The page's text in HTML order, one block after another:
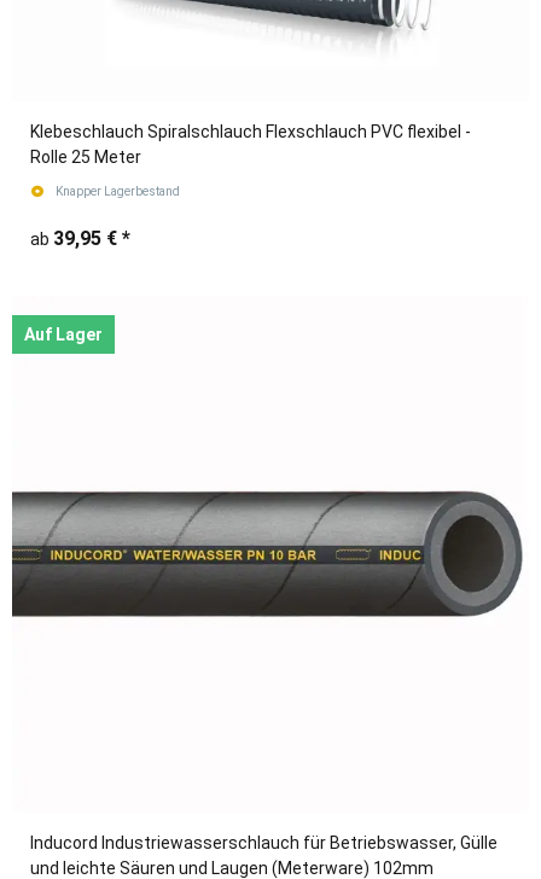
Klebeschlauch Spiralschlauch Flexschlauch PVC flexibel -
Rolle 25 Meter
Knapper Lagerbestand
ab 39,95 € *
Auf Lager
Inducord Industriewasserschlauch für Betriebswasser, Gülle
und leichte Säuren und Laugen (Meterware) 102mm